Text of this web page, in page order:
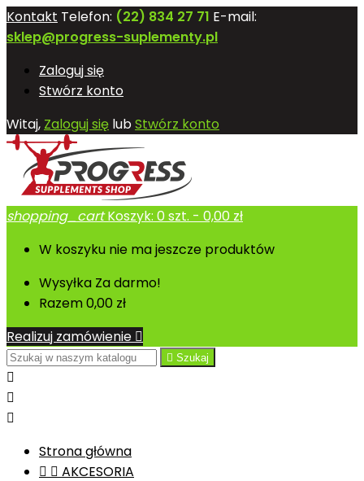
Kontakt Telefon: (22) 834 27 71 E-mail:
sklep@progress-suplementy.pl
Zaloguj się
Stwórz konto
Witaj, Zaloguj się lubStwórz konto
shopping_cart Koszyk: 0szt. - 0,00 zł
W koszyku nie ma jeszcze produktów
Wysyłka Za darmo!
Razem0,00 zł
Realizuj zamówienie 
 Szukaj



Strona główna
  AKCESORIA